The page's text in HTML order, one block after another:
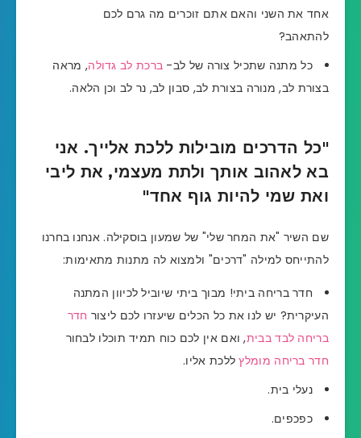
אחד את השני והאם אתם זוכרים מה גרם לכם
להתאהב?
כל מתנה שתכיל צורה של לב- ברכת לב גדולה, מראה
בצורת לב, מנורה בצורת לב, סבון לב, נר לב וכן הלאה.
"כל הדרכים מובילות ללכת אלייך. אני
בא לאהוב אותך ולתת מעצמי, את ליבי
ואת שמי להיות גוף אחד"
שם השיר "את המחר שלי" של שמעון בוסקילה. אנחנו בחרנו
להתייחס למילה "דרכים" ולמצוא לה מתנות מתאימות:
חדר בריחה ביתי! מבוך ביתי שיוביל לכיוון המתנה
העיקרית? יש לנו את כל הכלים שיעזרו לכם ליצור חדר
בריחה לבד בבית, ואם אין לכם כוח תמיד תוכלו לבחור
חדר בריחה מומלץללכת אליו.
נעלי בית.
כפכפים.